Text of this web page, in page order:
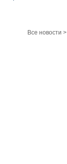
Все новости >